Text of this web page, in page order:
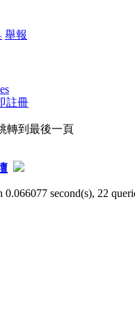
舉報
註冊
轉到最後一頁
0.066077 second(s), 22